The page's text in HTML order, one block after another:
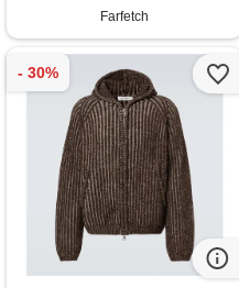
Farfetch